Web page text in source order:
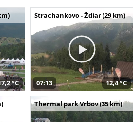
°C
Strachankovo - Ždiar (29 km)
07:13 12,4 °C
Thermal park Vrbov (35 km)